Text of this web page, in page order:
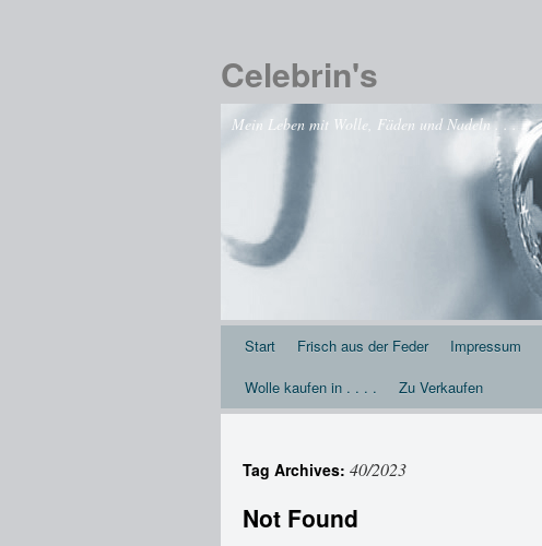
Celebrin's
Mein Leben mit Wolle, Fäden und Nadeln . . . .
Start Frisch aus der Feder Impressum
Wolle kaufen in . . . .
Zu Verkaufen
Tag Archives: 40/2023
Not Found